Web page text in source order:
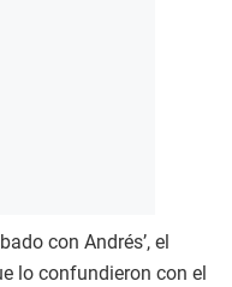
con Andrés’, el
lo confundieron con el